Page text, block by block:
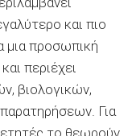
και πιο
μια προσωπική
περιέχει
βιολογικών,
Για
το θεωρούν